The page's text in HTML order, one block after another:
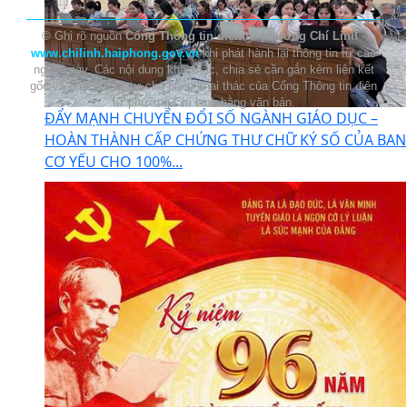
ĐẨY MẠNH CHUYỂN ĐỔI SỐ NGÀNH GIÁO DỤC –
HOÀN THÀNH CẤP CHỨNG THƯ CHỮ KÝ SỐ CỦA BAN
CƠ YẾU CHO 100%...
© Ghi rõ nguồnCổng Thông tin điện tử phường Chí Linh-
www.chilinh.haiphong.gov.vnkhi phát hành lại thông tin từ các
nguồn này.Các nội dung khai thác, chia sẻ cần gắn kèm liên kết
gốc và phải được sự cho phép khai thác của Cổng Thông tin điện
tử phường Chí Linh bằng văn bản.